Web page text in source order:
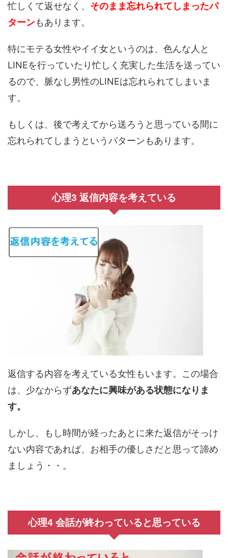
忙しくて返せなく、 そのまま忘れられてしまったパ
ターンもあります。
特にモテる女性やイイ女というのは、色んな人と
LINEを行っていたり忙しく充実した生活を送ってい
るので、脈なし男性のLINEは忘れられてしまいま
す。
もしくは、後で考えてから送ろうと思っている間に
忘れられてしまうというパターンもあります。
心理3 返信内容を考えている
返信する内容を考えている女性もいます。この場合
は、少なからずあなたに興味がある状態になりま
す。
しかし、もし時間が経ったあとに来た返信がそっけ
ない内容であれば、お相手の優しさだと思って諦め
ましょう・・。
心理4 会話が終わっていると思っている